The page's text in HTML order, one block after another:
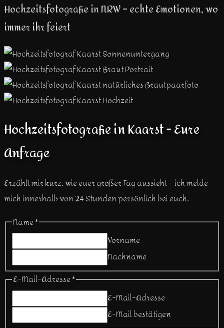
Hochzeitsfotografie in NRW – echte Emotionen, wo
immer ihr feiert
Hochzeitsfotografie in Kaarst - Eure
Anfrage
Erzählt mir kurz, wie euer großer Tag aussieht – ich melde
mich innerhalb von 24 Stunden persönlich bei euch.
Name*
Vorname
Nachname
E-Mail-Adresse*
E-Mail-Adresse
E-Mail bestätigen